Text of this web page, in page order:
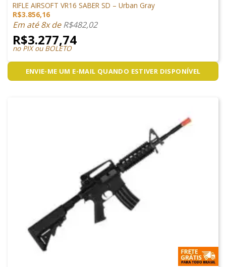
RIFLE AIRSOFT VR16 SABER SD – Urban Gray
R$3.856,16
Em até 8x deR$482,02
R$3.277,74
no PIX ou BOLETO
ENVIE-ME UM E-MAIL QUANDO ESTIVER DISPONÍVEL